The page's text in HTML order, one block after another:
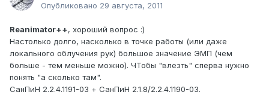
Опубликовано 29 августа, 2011
Reanimator++, хороший вопрос :)
Настолько долго, насколько в точке работы (или даже
локального облучения рук) большое значение ЭМП (чем
больше - тем меньше можно). ЧТобы "влезть" сперва нужно
понять "а сколько там".
СанПиН 2.2.4.1191-03 + СанПиН 2.1.8/2.2.4.1190-03.